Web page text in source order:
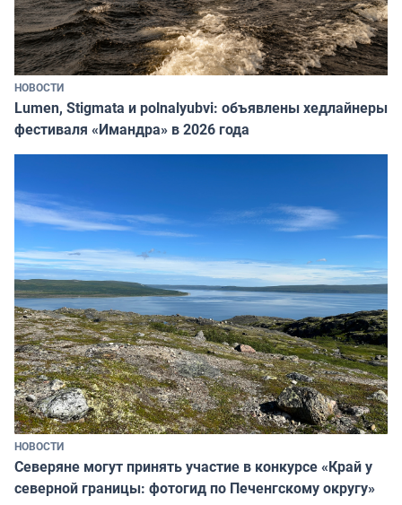
НОВОСТИ
Lumen, Stigmata и polnalyubvi: объявлены хедлайнеры
фестиваля «Имандра» в 2026 года
НОВОСТИ
Северяне могут принять участие в конкурсе «Край у
северной границы: фотогид по Печенгскому округу»